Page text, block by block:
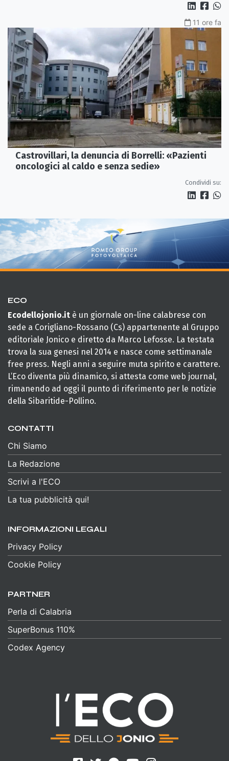
11 ore fa
Castrovillari, la denuncia di Borrelli: «Pazienti
oncologici al caldo e senza sedie»
Condividi su:
ECO
Ecodellojonio.it è un giornale on-line calabrese con
sede a Corigliano-Rossano (Cs) appartenente al Gruppo
editoriale Jonico e diretto da Marco Lefosse. La testata
trova la sua genesi nel 2014 e nasce come settimanale
free press. Negli anni a seguire muta spirito e carattere.
L’Eco diventa più dinamico, si attesta come web journal,
rimanendo ad oggi il punto di riferimento per le notizie
della Sibaritide-Pollino.
CONTATTI
Chi Siamo
La Redazione
Scrivi a l'ECO
La tua pubblicità qui!
INFORMAZIONI LEGALI
Privacy Policy
Cookie Policy
PARTNER
Perla di Calabria
SuperBonus 110%
Codex Agency